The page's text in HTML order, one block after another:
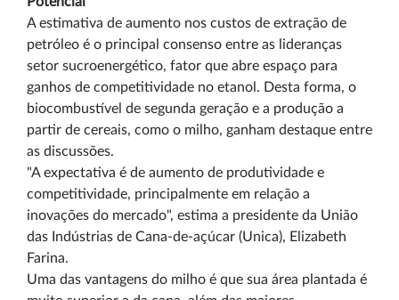
A estimativa de aumento nos custos de extração de
petróleo é o principal consenso entre as lideranças
setor sucroenergético, fator que abre espaço para
ganhos de competitividade no etanol. Desta forma, o
biocombustível de segunda geração e a produção a
partir de cereais, como o milho, ganham destaque entre
as discussões.
"A expectativa é de aumento de produtividade e
competitividade, principalmente em relação a
inovações do mercado", estima a presidente da União
das Indústrias de Cana-de-açúcar (Unica), Elizabeth
Farina.
Uma das vantagens do milho é que sua área plantada é